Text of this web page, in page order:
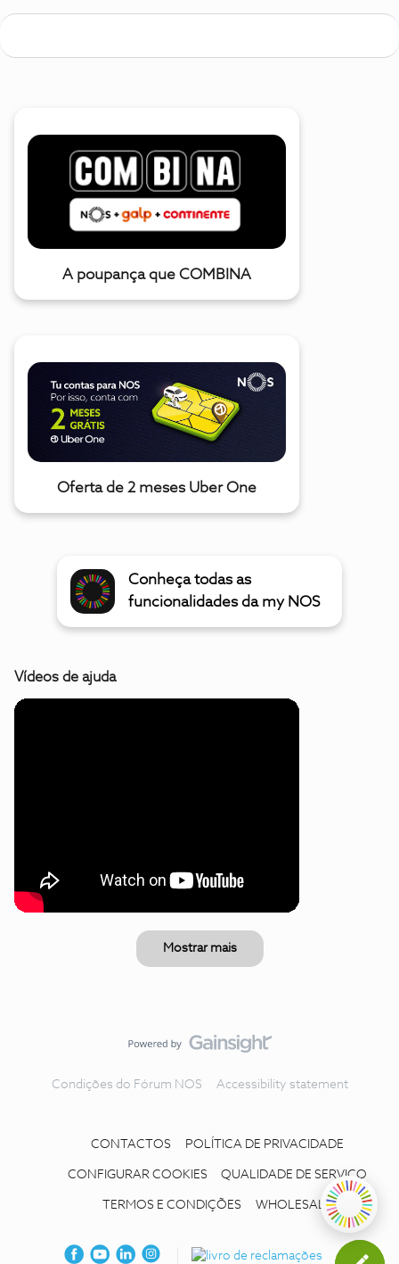
A poupança que COMBINA
Oferta de 2 meses Uber One
Conheça todas as
funcionalidades da my NOS
Vídeos de ajuda
Mostrar mais
Condições do Fórum NOS Accessibility statement
CONTACTOS POLÍTICA DE PRIVACIDADE
CONFIGURAR COOKIES QUALIDADE DE SERVIÇO
TERMOS E CONDIÇÕES WHOLESALE